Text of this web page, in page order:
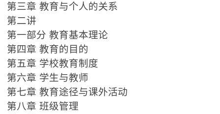
第三章 教育与个人的关系
第二讲
第一部分 教育基本理论
第四章 教育的目的
第五章 学校教育制度
第六章 学生与教师
第七章 教育途径与课外活动
第八章 班级管理